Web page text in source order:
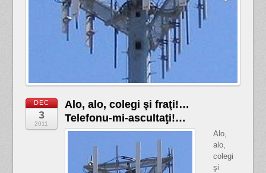
DEC
3
2011
Alo, alo, colegi şi fraţi!…
Telefonu-mi-ascultaţi!…
Alo,
alo,
colegi
şi